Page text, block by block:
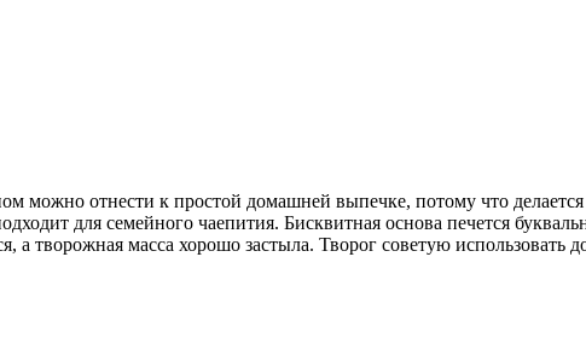
можно отнести к простой домашней выпечке, потому что делается
для семейного чаепития. Бисквитная основа печется
а творожная масса хорошо застыла. Творог советую